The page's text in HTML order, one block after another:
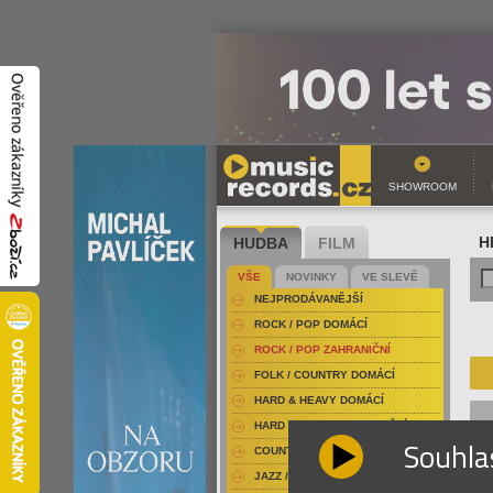
SHOWROOM
HUDBA FILM
VŠE NOVINKY
VE SLEVĚ
NEJPRODÁVANĚJŠÍ
ROCK / POP DOMÁCÍ
ROCK / POP ZAHRANIČNÍ
FOLK / COUNTRY DOMÁCÍ
HARD & HEAVY DOMÁCÍ
HARD & HEAVY ZAHRANIČNÍ
COUNTRY
JAZZ / BLUES